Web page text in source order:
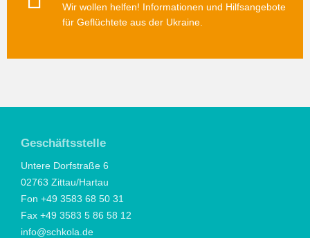
Wir wollen helfen! Informationen und Hilfsangebote
für Geflüchtete aus der Ukraine.
Geschäftsstelle
Untere Dorfstraße 6
02763 Zittau/Hartau
Fon +49 3583 68 50 31
Fax +49 3583 5 86 58 12
info@schkola.de